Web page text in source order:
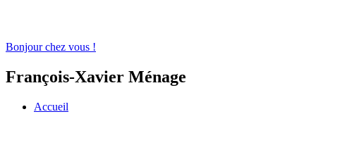
Bonjour chez vous !
François-Xavier Ménage
Accueil